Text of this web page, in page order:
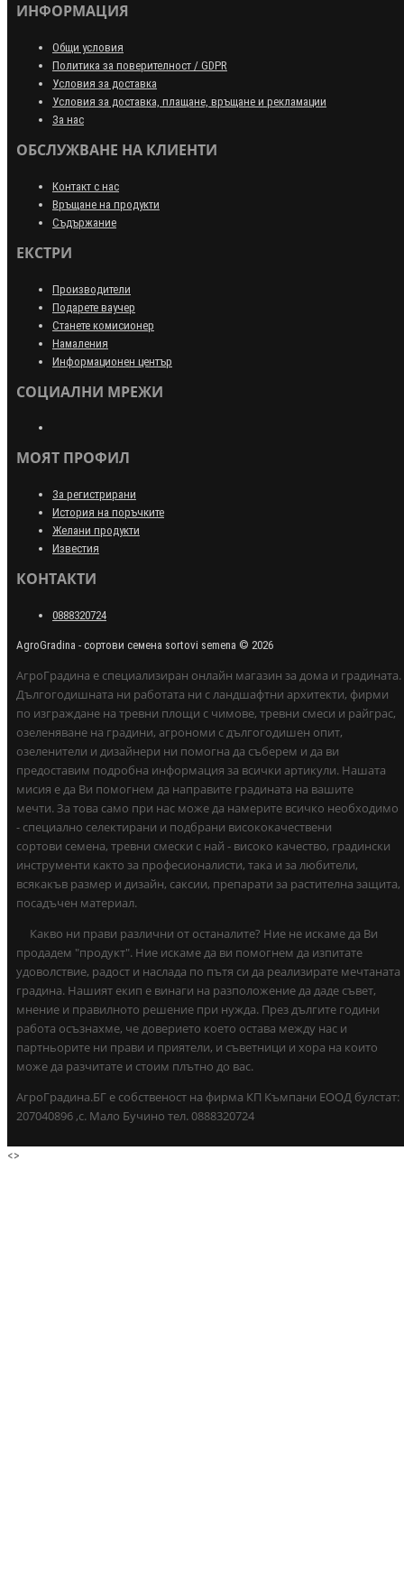
ИНФОРМАЦИЯ
Общи условия
Политика за поверителност / GDPR
Условия за доставка
Условия за доставка, плащане, връщане и рекламации
За нас
ОБСЛУЖВАНЕ НА КЛИЕНТИ
Контакт с нас
Връщане на продукти
Съдържание
ЕКСТРИ
Производители
Подарете ваучер
Станете комисионер
Намаления
Информационен център
СОЦИАЛНИ МРЕЖИ
МОЯТ ПРОФИЛ
За регистрирани
История на поръчките
Желани продукти
Известия
КОНТАКТИ
0888320724
AgroGradina - сортови семена sortovi semena © 2026
АгроГрадина е специализиран онлайн магазин за дома и градината.
Дългогодишната ни работата ни с ландшафтни архитекти, фирми
по изграждане на тревни площи с чимове, тревни смеси и райграс,
озеленяване на градини, агрономи с дългогодишен опит,
озеленители и дизайнери ни помогна да съберем и да ви
предоставим подробна информация за всички артикули. Нашата
мисия е да Ви помогнем да направите градината на вашите
мечти. За това само при нас може да намерите всичко необходимо
- специално селектирани и подбрани висококачествени
сортови семена, тревни смески с най - високо качество, градински
инструменти както за професионалисти, така и за любители,
всякакъв размер и дизайн, саксии, препарати за растителна защита,
посадъчен материал.
Какво ни прави различни от останалите? Ние не искаме да Ви
продадем "продукт". Ние искаме да ви помогнем да изпитате
удоволствие, радост и наслада по пътя си да реализирате мечтаната
градина. Нашият екип е винаги на разположение да даде съвет,
мнение и правилното решение при нужда. През дългите години
работа осъзнахме, че доверието което остава между нас и
партньорите ни прави и приятели, и съветници и хора на които
може да разчитате и стоим плътно до вас.
АгроГрадина.БГ е собственост на фирма КП Къмпани ЕООД булстат:
207040896 ,с. Мало Бучино тел. 0888320724
<>